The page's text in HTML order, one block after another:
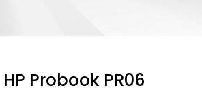
HP Probook PR06